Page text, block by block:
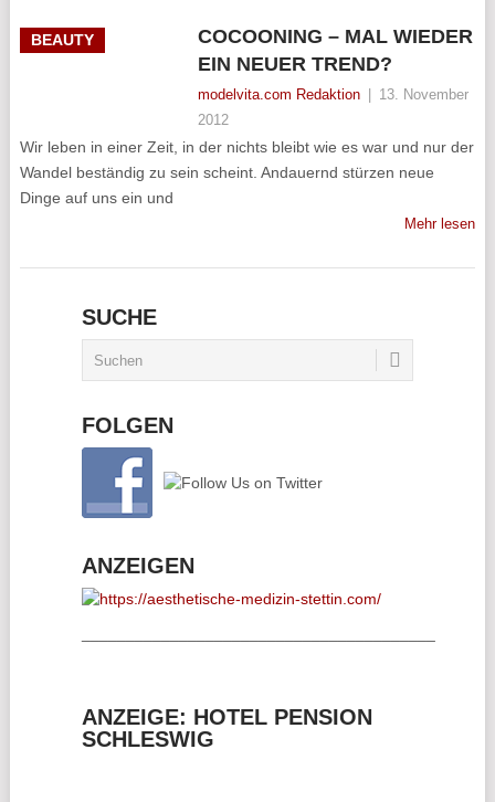
BEAUTY
COCOONING – MAL WIEDER
EIN NEUER TREND?
modelvita.com Redaktion
13. November
2012
Wir leben in einer Zeit, in der nichts bleibt wie es war und nur der
Wandel beständig zu sein scheint. Andauernd stürzen neue
Dinge auf uns ein und
Mehr lesen
SUCHE
FOLGEN
ANZEIGEN
ANZEIGE: HOTEL PENSION
SCHLESWIG